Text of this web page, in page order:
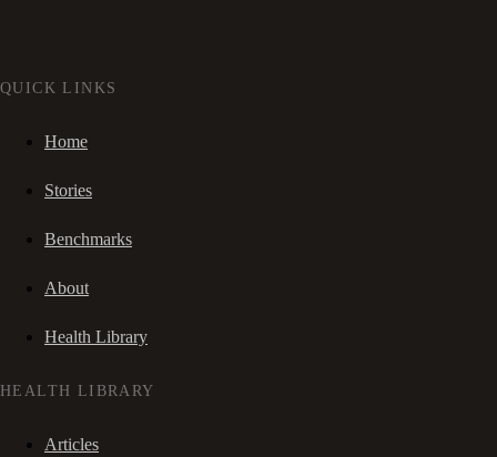
QUICK LINKS
Home
Stories
Benchmarks
About
Health Library
HEALTH LIBRARY
Articles